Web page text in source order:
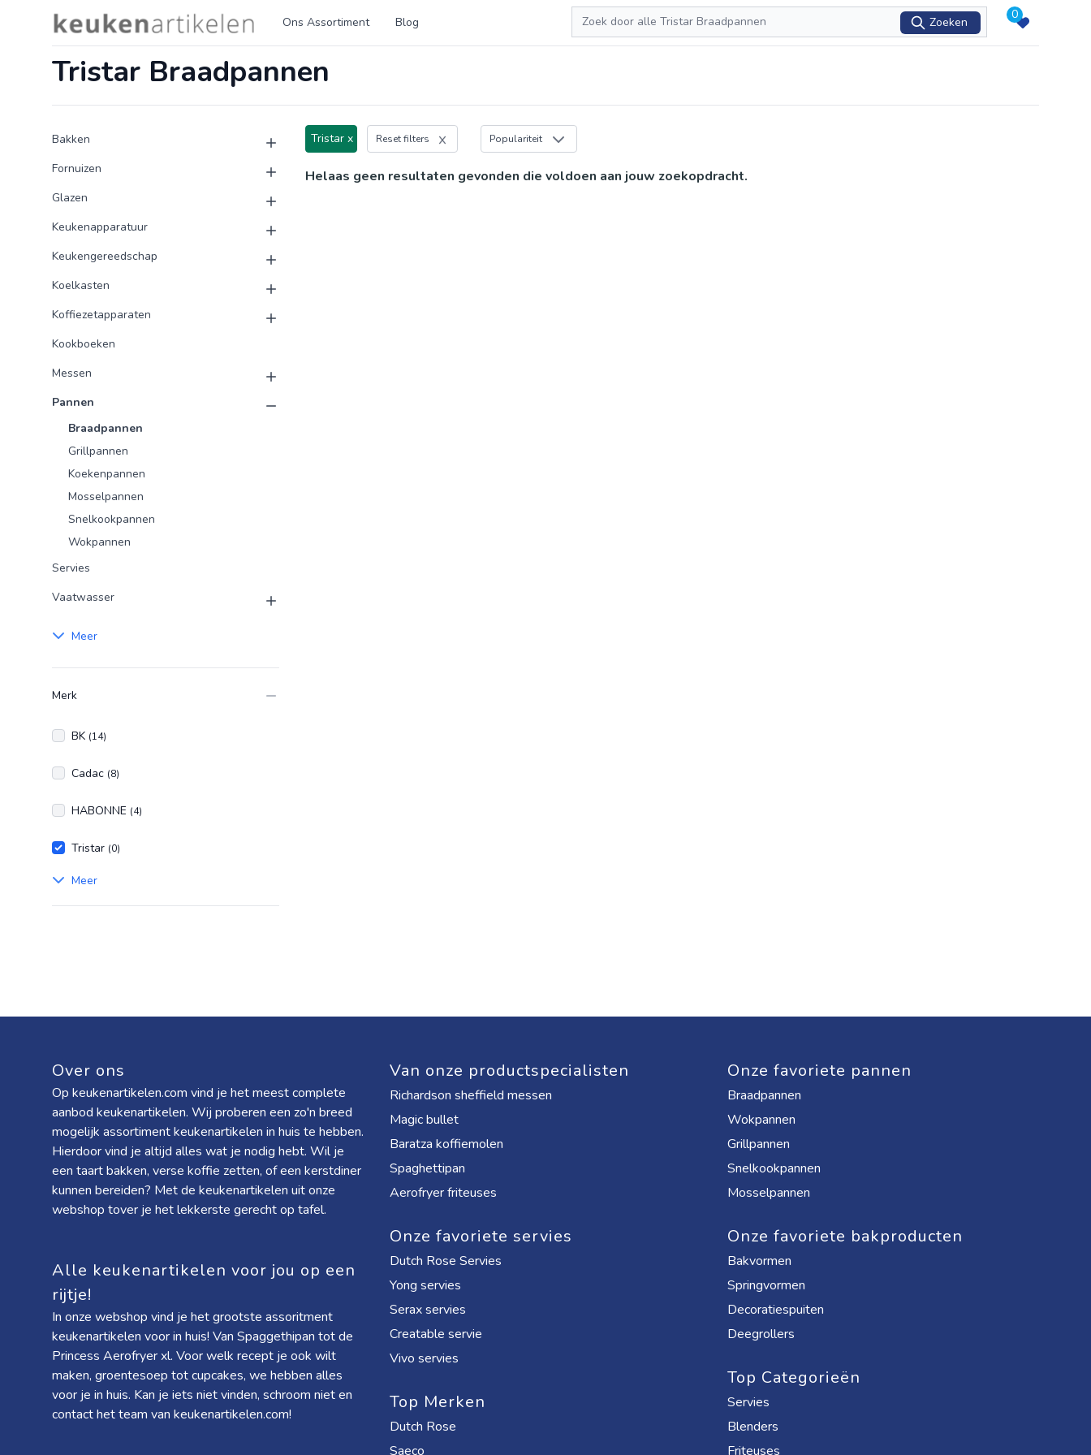
Logo keukenartikelen.com Ons Assortiment Blog
Zoeken
Zoeken
0
Tristar Braadpannen
Producten
Product categorieën
Bakken
Fornuizen
Glazen
Keukenapparatuur
Keukengereedschap
Koelkasten
Koffiezetapparaten
Kookboeken
Messen
Pannen
Braadpannen
Grillpannen
Koekenpannen
Mosselpannen
Snelkookpannen
Wokpannen
Servies
Vaatwasser
Meer
Merk
BK (14)
Cadac (8)
HABONNE (4)
Tristar (0)
Meer
Tristar x Reset filters Populariteit
Helaas geen resultaten gevonden die voldoen aan jouw zoekopdracht.
Over ons
Op keukenartikelen.com vind je het meest complete
aanbod keukenartikelen. Wij proberen een zo'n breed
mogelijk assortiment keukenartikelen in huis te hebben.
Hierdoor vind je altijd alles wat je nodig hebt. Wil je
een taart bakken, verse koffie zetten, of een kerstdiner
kunnen bereiden? Met de keukenartikelen uit onze
webshop tover je het lekkerste gerecht op tafel.
Alle keukenartikelen voor jou op een
rijtje!
In onze webshop vind je het grootste assoritment
keukenartikelen voor in huis! Van Spaggethipan tot de
Princess Aerofryer xl. Voor welk recept je ook wilt
maken, groentesoep tot cupcakes, we hebben alles
voor je in huis. Kan je iets niet vinden, schroom niet en
contact het team van keukenartikelen.com!
Van onze productspecialisten
Richardson sheffield messen
Magic bullet
Baratza koffiemolen
Spaghettipan
Aerofryer friteuses
Onze favoriete servies
Dutch Rose Servies
Yong servies
Serax servies
Creatable servie
Vivo servies
Top Merken
Dutch Rose
Saeco
Onze favoriete pannen
Braadpannen
Wokpannen
Grillpannen
Snelkookpannen
Mosselpannen
Onze favoriete bakproducten
Bakvormen
Springvormen
Decoratiespuiten
Deegrollers
Top Categorieën
Servies
Blenders
Friteuses